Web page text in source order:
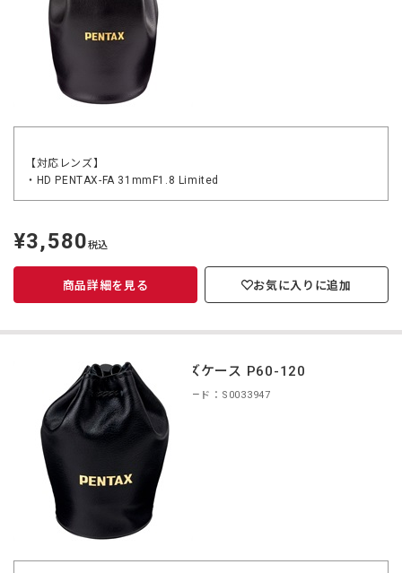
【対応レンズ】
・HD PENTAX-FA 31mmF1.8 Limited
定
価
¥3,580税込
商品詳細を見る お気に入りに追加
レンズケース P60-120
商品コード：S0033947